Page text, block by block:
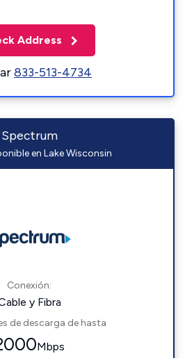
Address
833-513-4734
Spectrum
en Lake Wisconsin
Conexión:
y Fibra
de descarga de hasta
Mbps